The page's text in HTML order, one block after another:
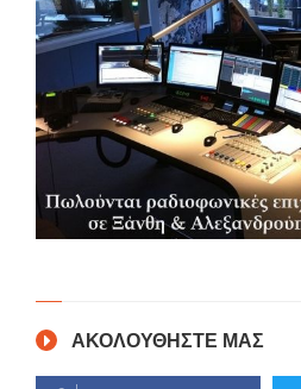
ΑΚΟΛΟΥΘΗΣΤΕ ΜΑΣ